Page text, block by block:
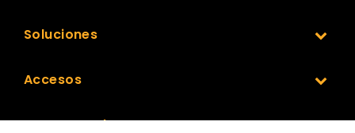
Soluciones
Accesos
Nuestra Red